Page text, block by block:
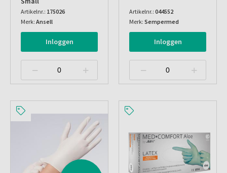
Artikelnr.: 175026
Merk: Ansell
Inloggen
Artikelnr.: 044552
Merk: Sempermed
Inloggen